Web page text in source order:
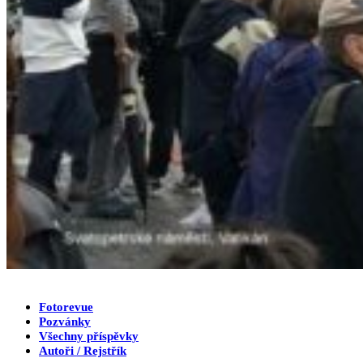
Fotorevue
Pozvánky
Všechny příspěvky
Autoři / Rejstřík